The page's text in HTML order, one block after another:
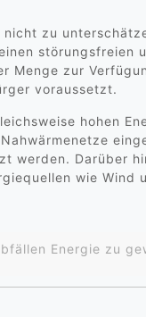
zu
störungsfreien
Menge zur
voraussetzt.
hohen
werden. Darüber
wie Wind
Energie zu